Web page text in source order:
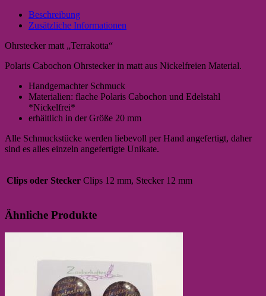
Beschreibung
Zusätzliche Informationen
Ohrstecker matt „Terrakotta“
Polaris Cabochon Ohrstecker in matt aus Nickelfreien Material.
Handgemachter Schmuck
Materialien: flache Polaris Cabochon und Edelstahl
*Nickelfrei*
erhältlich in der Größe 20 mm
Alle Schmuckstücke werden liebevoll per Hand angefertigt, daher
sind es alles einzeln angefertigte Unikate.
Clips oder Stecker Clips 12 mm, Stecker 12 mm
Ähnliche Produkte